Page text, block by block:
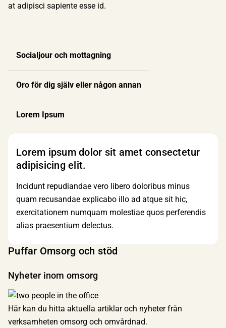
at adipisci sapiente esse id.
Socialjour och mottagning
Oro för dig själv eller någon annan
Lorem Ipsum
Lorem ipsum dolor sit amet consectetur
adipisicing elit.
Incidunt repudiandae vero libero doloribus minus
quam recusandae explicabo illo ad atque sit hic,
exercitationem numquam molestiae quos perferendis
alias praesentium delectus.
Puffar Omsorg och stöd
Nyheter inom omsorg
Här kan du hitta aktuella artiklar och nyheter från
verksamheten omsorg och omvårdnad.